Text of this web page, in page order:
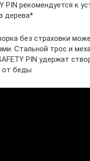
PIN рекомендуется к
дерева*
без страховки
Стальной трос и
PIN удержат
от беды.